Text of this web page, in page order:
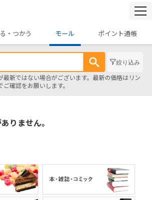
・つかう モール ポイント通帳
絞り込み
新ではない場合がございます。最新の価格はリン
確認をお願いします。
りません。